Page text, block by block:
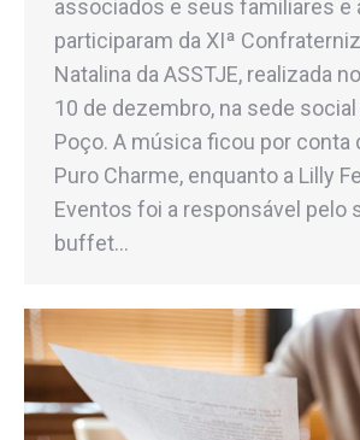
associados e seus familiares e
participaram da XIª
Natalina da ASSTJE, realizada
10 de dezembro, na sede social
Poço. A música ficou por conta
Puro Charme, enquanto a Lilly
Eventos foi a responsável pelo
buffet…